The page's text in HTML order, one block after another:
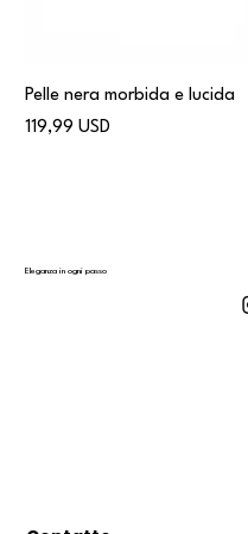
Pelle nera morbida e lucida
Prezzo
119,99 USD
Eleganza in ogni passo